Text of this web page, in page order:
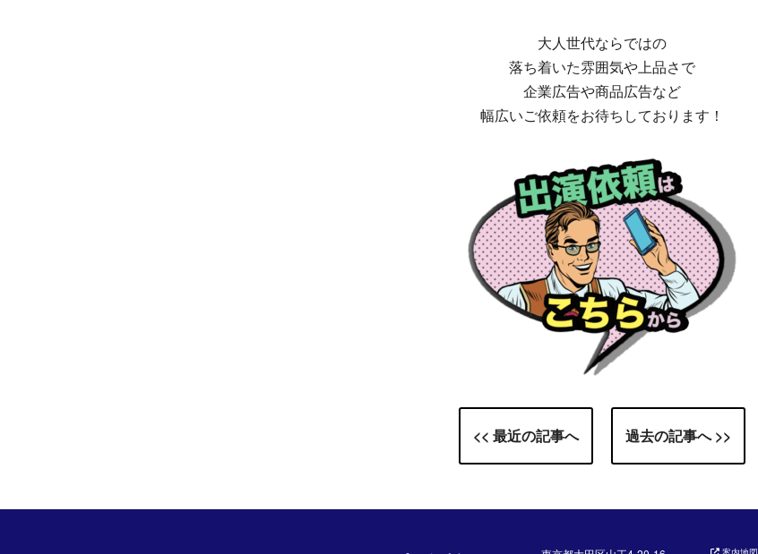
大人世代ならではの
落ち着いた雰囲気や上品さで
企業広告や商品広告など
幅広いご依頼をお待ちしております！
<< 最近の記事へ 過去の記事へ >>